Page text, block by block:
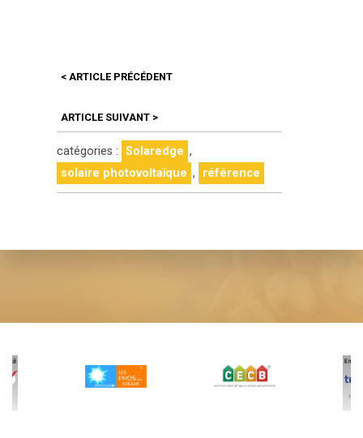
< ARTICLE PRÉCÉDENT
ARTICLE SUIVANT >
catégories : Solaredge ,
solaire photovoltaïque , référence